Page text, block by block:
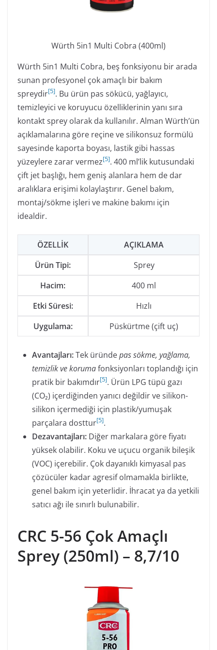
Würth 5in1 Multi Cobra (400ml)
Würth 5in1 Multi Cobra, beş fonksiyonu bir arada
sunan profesyonel çok amaçlı bir bakım
spreydir[5]. Bu ürün pas sökücü, yağlayıcı,
temizleyici ve koruyucu özelliklerinin yanı sıra
kontakt sprey olarak da kullanılır. Alman Würth’ün
açıklamalarına göre reçine ve silikonsuz formülü
sayesinde kaporta boyası, lastik gibi hassas
yüzeylere zarar vermez[5]. 400 ml’lik kutusundaki
çift jet başlığı, hem geniş alanlara hem de dar
aralıklara erişimi kolaylaştırır. Genel bakım,
montaj/sökme işleri ve makine bakımı için
idealdir.
ÖZELLIK
AÇIKLAMA
Ürün Tipi:
Sprey
Hacim:
400 ml
Etki Süresi:
Hızlı
Uygulama:
Püskürtme (çift uç)
Avantajları:Tek üründepas sökme, yağlama,
temizlik ve korumafonksiyonları toplandığı için
pratik bir bakımdır[5]. Ürün LPG tüpü gazı
(CO₂) içerdiğinden yanıcı değildir ve silikon-
silikon içermediği için plastik/yumuşak
parçalara dosttur[5].
Dezavantajları: Diğer markalara göre fiyatı
yüksek olabilir. Koku ve uçucu organik bileşik
(VOC) içerebilir. Çok dayanıklı kimyasal pas
çözücüler kadar agresif olmamakla birlikte,
genel bakım için yeterlidir. İhracat ya da yetkili
satıcı ağı ile sınırlı bulunabilir.
CRC 5-56 Çok Amaçlı
Sprey (250ml) – 8,7/10